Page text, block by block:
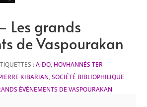
Les grands
de Vaspourakan
:A-DO, HOVHANNÈS TER
KIBARIAN,SOCIÉTÉ BIBLIOPHILIQUE
ÉVÉNEMENTS DE VASPOURAKAN